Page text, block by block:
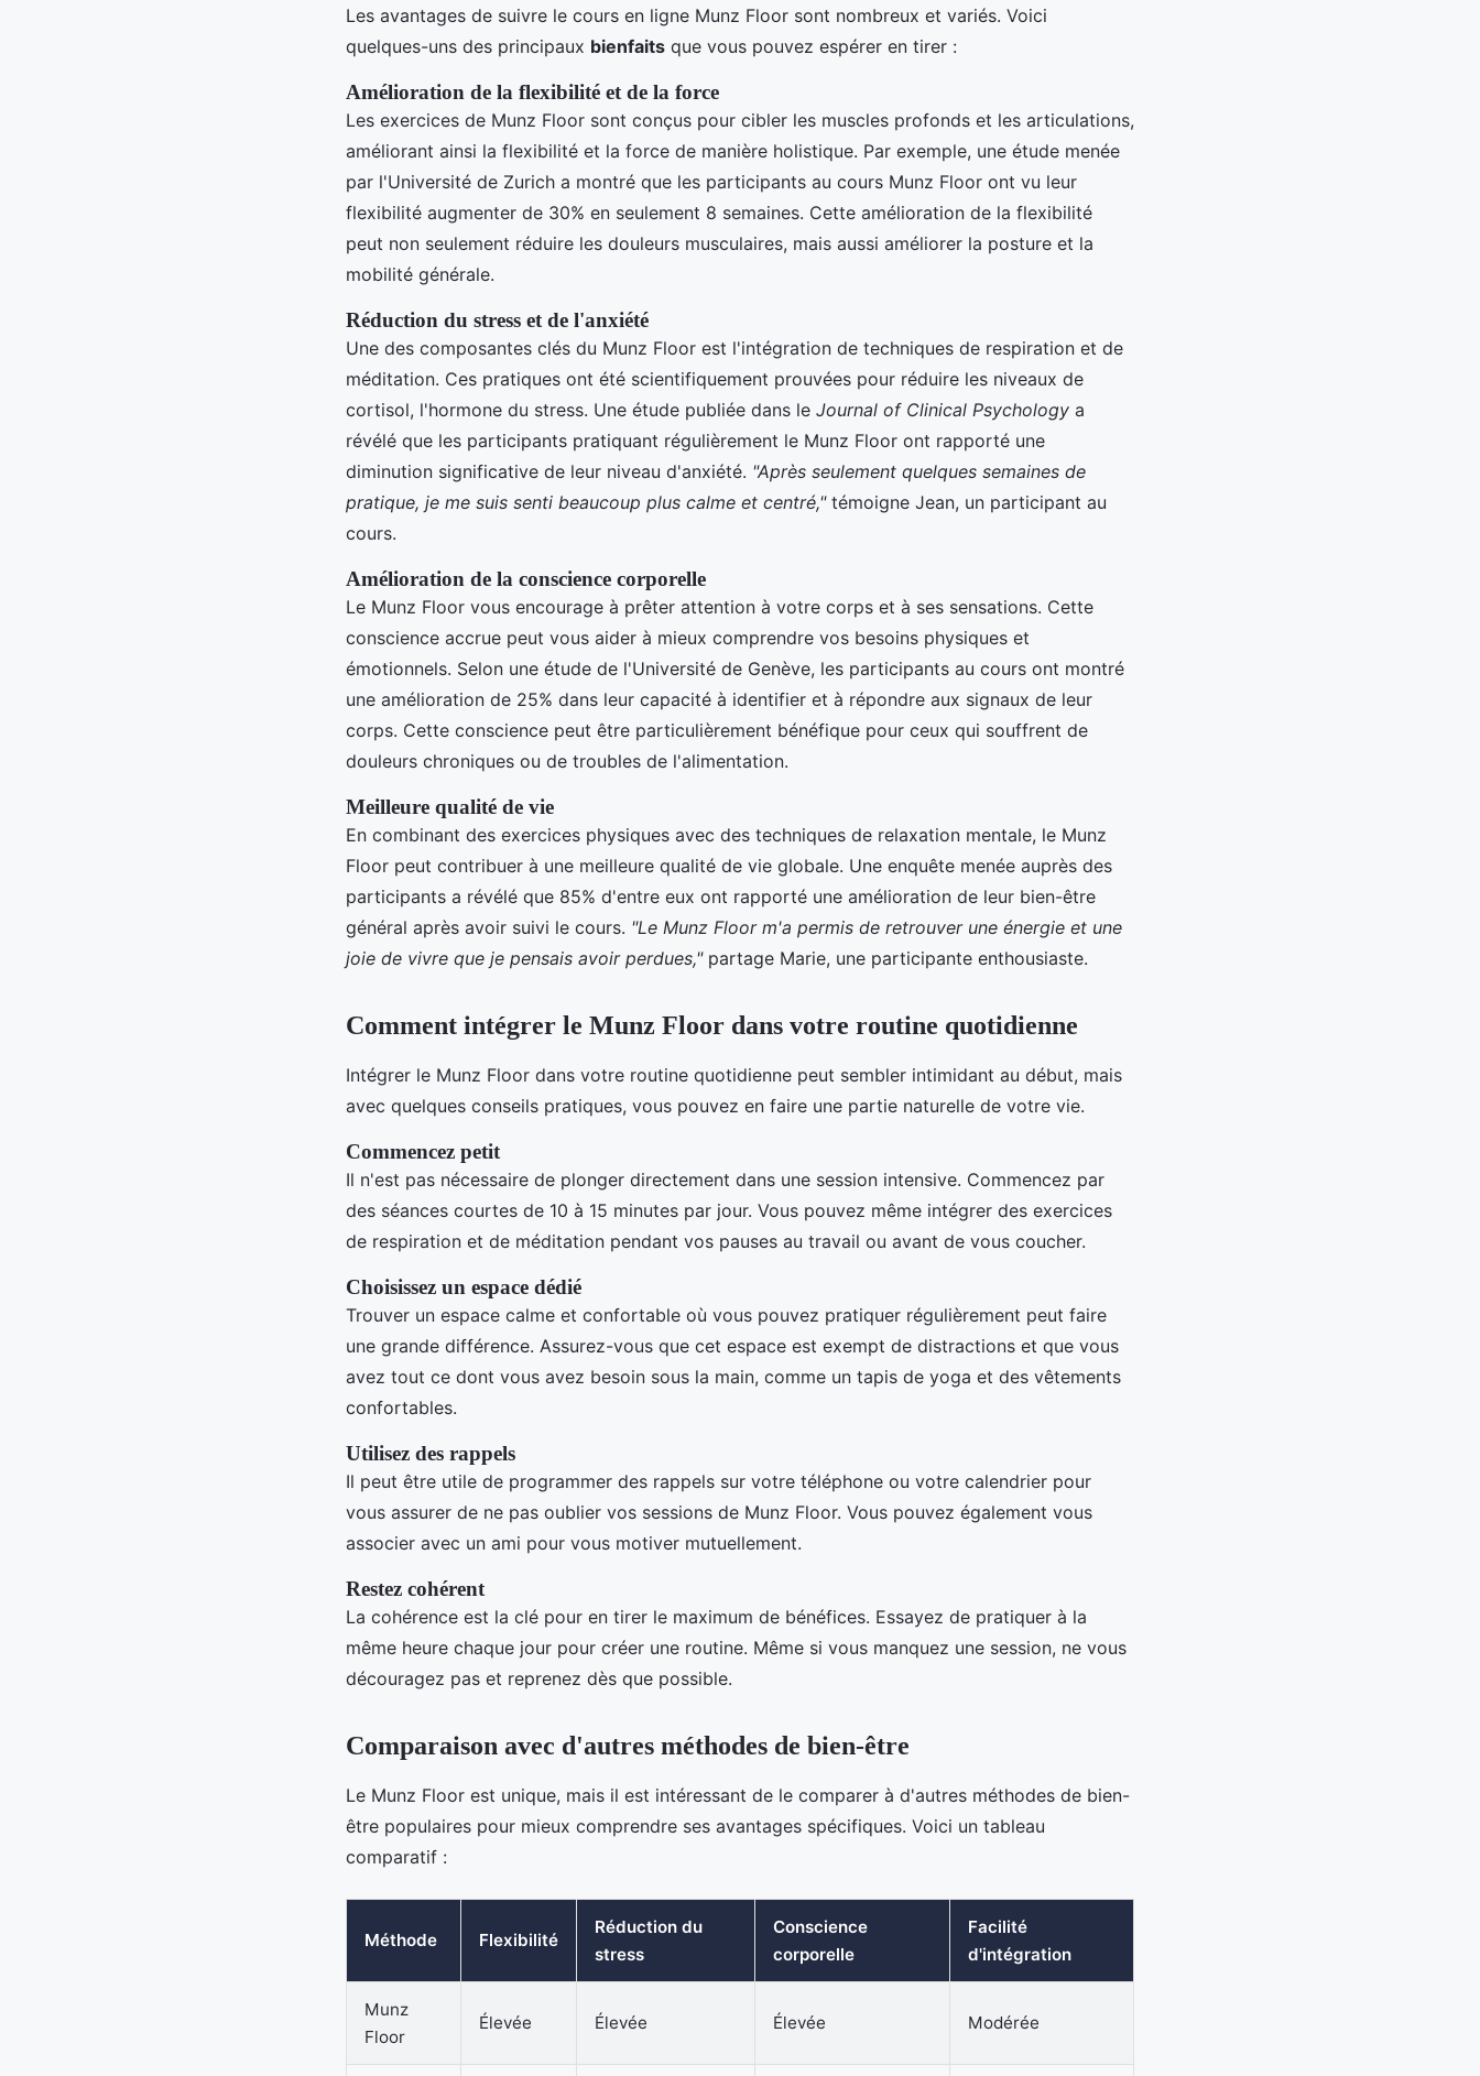
Les avantages de suivre le cours en ligne Munz Floor sont nombreux et variés. Voici
quelques-uns des principaux bienfaits que vous pouvez espérer en tirer :
Amélioration de la flexibilité et de la force
Les exercices de Munz Floor sont conçus pour cibler les muscles profonds et les articulations,
améliorant ainsi la flexibilité et la force de manière holistique. Par exemple, une étude menée
par l'Université de Zurich a montré que les participants au cours Munz Floor ont vu leur
flexibilité augmenter de 30% en seulement 8 semaines. Cette amélioration de la flexibilité
peut non seulement réduire les douleurs musculaires, mais aussi améliorer la posture et la
mobilité générale.
Réduction du stress et de l'anxiété
Une des composantes clés du Munz Floor est l'intégration de techniques de respiration et de
méditation. Ces pratiques ont été scientifiquement prouvées pour réduire les niveaux de
cortisol, l'hormone du stress. Une étude publiée dans le Journal of Clinical Psychology a
révélé que les participants pratiquant régulièrement le Munz Floor ont rapporté une
diminution significative de leur niveau d'anxiété. "Après seulement quelques semaines de
pratique, je me suis senti beaucoup plus calme et centré,"témoigne Jean, un participant au
cours.
Amélioration de la conscience corporelle
Le Munz Floor vous encourage à prêter attention à votre corps et à ses sensations. Cette
conscience accrue peut vous aider à mieux comprendre vos besoins physiques et
émotionnels. Selon une étude de l'Université de Genève, les participants au cours ont montré
une amélioration de 25% dans leur capacité à identifier et à répondre aux signaux de leur
corps. Cette conscience peut être particulièrement bénéfique pour ceux qui souffrent de
douleurs chroniques ou de troubles de l'alimentation.
Meilleure qualité de vie
En combinant des exercices physiques avec des techniques de relaxation mentale, le Munz
Floor peut contribuer à une meilleure qualité de vie globale. Une enquête menée auprès des
participants a révélé que 85% d'entre eux ont rapporté une amélioration de leur bien-être
général après avoir suivi le cours. "Le Munz Floor m'a permis de retrouver une énergie et une
joie de vivre que je pensais avoir perdues,"partage Marie, une participante enthousiaste.
Comment intégrer le Munz Floor dans votre routine quotidienne
Intégrer le Munz Floor dans votre routine quotidienne peut sembler intimidant au début, mais
avec quelques conseils pratiques, vous pouvez en faire une partie naturelle de votre vie.
Commencez petit
Il n'est pas nécessaire de plonger directement dans une session intensive. Commencez par
des séances courtes de 10 à 15 minutes par jour. Vous pouvez même intégrer des exercices
de respiration et de méditation pendant vos pauses au travail ou avant de vous coucher.
Choisissez un espace dédié
Trouver un espace calme et confortable où vous pouvez pratiquer régulièrement peut faire
une grande différence. Assurez-vous que cet espace est exempt de distractions et que vous
avez tout ce dont vous avez besoin sous la main, comme un tapis de yoga et des vêtements
confortables.
Utilisez des rappels
Il peut être utile de programmer des rappels sur votre téléphone ou votre calendrier pour
vous assurer de ne pas oublier vos sessions de Munz Floor. Vous pouvez également vous
associer avec un ami pour vous motiver mutuellement.
Restez cohérent
La cohérence est la clé pour en tirer le maximum de bénéfices. Essayez de pratiquer à la
même heure chaque jour pour créer une routine. Même si vous manquez une session, ne vous
découragez pas et reprenez dès que possible.
Comparaison avec d'autres méthodes de bien-être
Le Munz Floor est unique, mais il est intéressant de le comparer à d'autres méthodes de bien-
être populaires pour mieux comprendre ses avantages spécifiques. Voici un tableau
comparatif :
Méthode Flexibilité
Réduction du
stress
Conscience
corporelle
Facilité
d'intégration
Munz
Floor
Élevée Élevée Élevée Modérée